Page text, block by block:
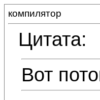
компилятор
Цитата:
Вот